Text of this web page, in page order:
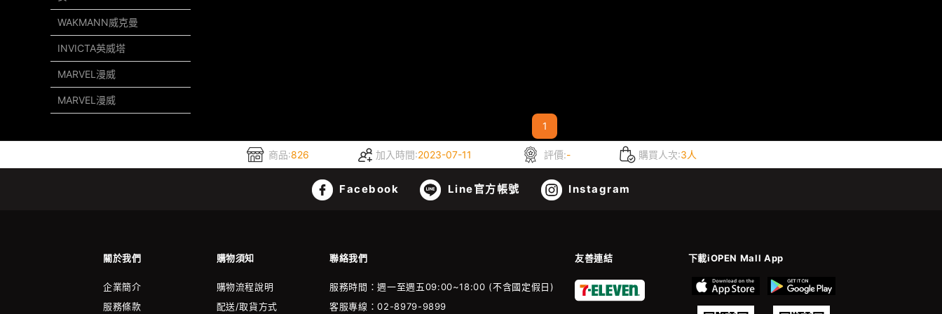
WAKMANN威克曼
INVICTA英威塔
MARVEL漫威
MARVEL漫威
1
商品:826 加入時間:2023-07-11 評價:- 購買人次:3人
Facebook Line官方帳號 Instagram
關於我們 購物須知 聯絡我們 友善連結 下載iOPEN Mall App
企業簡介
服務條款
購物流程說明
配送/取貨方式
服務時間：週一至週五09:00~18:00 (不含國定假日)
客服專線：02-8979-9899